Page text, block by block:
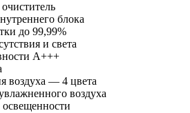
блока
до 99,99%
и света
А+++
воздуха — 4 цвета
воздуха